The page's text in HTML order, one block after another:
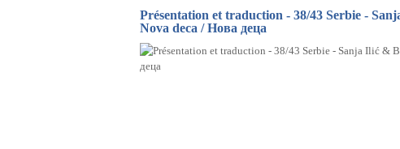
Présentation et traduction - 38/43 Serbie -
Nova deca / Hова деца